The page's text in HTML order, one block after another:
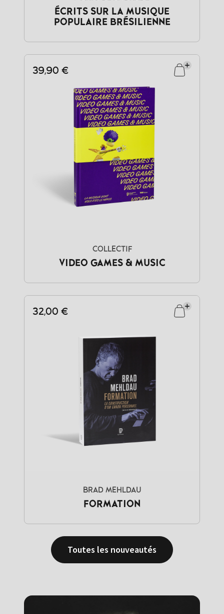
Toutes les nouveautés
ÉCRITS SUR LA MUSIQUE
POPULAIRE BRÉSILIENNE
39,90 €
COLLECTIF
VIDEO GAMES & MUSIC
32,00 €
BRAD MEHLDAU
FORMATION